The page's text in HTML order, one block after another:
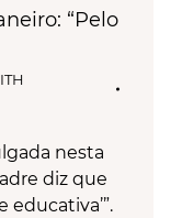
“Pelo
nesta
diz que
educativa’”.